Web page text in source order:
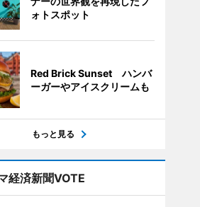
ォトスポット
Red Brick Sunset ハンバ
ーガーやアイスクリームも
もっと見る
経済新聞VOTE